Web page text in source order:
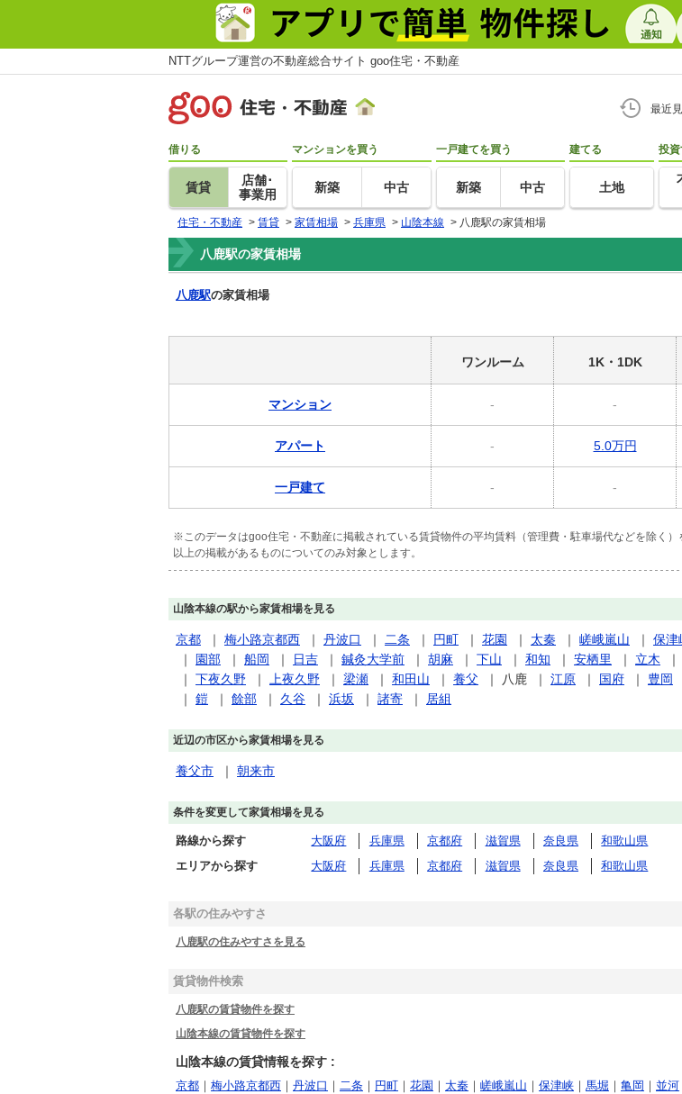
NTTグループ運営の不動産総合サイト goo住宅・不動産
最近
借りる
賃貸
店舗･
事業用
マンションを買う
新築 中古
一戸建てを買う
新築 中古
建てる
土地
投
住宅・不動産 > 賃貸 > 家賃相場 > 兵庫県 > 山陰本線 > 八鹿駅の家賃相場
八鹿駅の家賃相場
八鹿駅の家賃相場
ワンルーム 1K・1DK
マンション - -
アパート - 5.0万円
一戸建て - -
※このデータはgoo住宅・不動産に掲載されている賃貸物件の平均賃料（管理費・駐車場代などを除く
以上の掲載があるものについてのみ対象とします。
山陰本線の駅から家賃相場を見る
京都 ｜ 梅小路京都西 ｜ 丹波口 ｜ 二条 ｜ 円町 ｜ 花園 ｜ 太秦 ｜ 嵯峨嵐山 ｜ 保津
｜ 園部 ｜ 船岡 ｜ 日吉 ｜ 鍼灸大学前 ｜ 胡麻 ｜ 下山 ｜ 和知 ｜ 安栖里 ｜ 立木 ｜
｜ 下夜久野 ｜ 上夜久野 ｜ 梁瀬 ｜ 和田山 ｜ 養父 ｜ 八鹿 ｜ 江原 ｜ 国府 ｜ 豊岡
｜ 鎧 ｜ 餘部 ｜ 久谷 ｜ 浜坂 ｜ 諸寄 ｜ 居組
近辺の市区から家賃相場を見る
養父市 ｜ 朝来市
条件を変更して家賃相場を見る
路線から探す 大阪府 兵庫県 京都府 滋賀県 奈良県
和歌山県
エリアから探す
大阪府 兵庫県 京都府 滋賀県 奈良県 和歌山県
各駅の住みやすさ
八鹿駅の住みやすさを見る
賃貸物件検索
八鹿駅の賃貸物件を探す
山陰本線の賃貸物件を探す
山陰本線の賃貸情報を探す :
京都 ｜ 梅小路京都西 ｜ 丹波口 ｜ 二条 ｜ 円町 ｜ 花園 ｜ 太秦 ｜ 嵯峨嵐山 ｜ 保津峡 ｜ 馬堀 ｜ 亀岡 ｜ 並河